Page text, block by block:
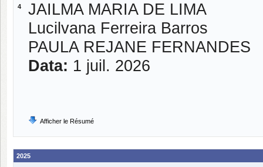
4
JAILMA MARIA DE LIMA
Lucilvana Ferreira Barros
PAULA REJANE FERNANDES
Data: 1 juil. 2026
Afficher le Résumé
2025